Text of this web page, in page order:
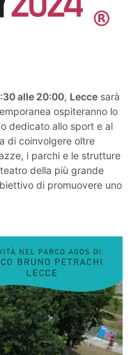
alle 20:00, Lecce sarà
ospiteranno lo
dedicato allo sport e al
di coinvolgere oltre
i parchi e le strutture
della più grande
di promuovere uno